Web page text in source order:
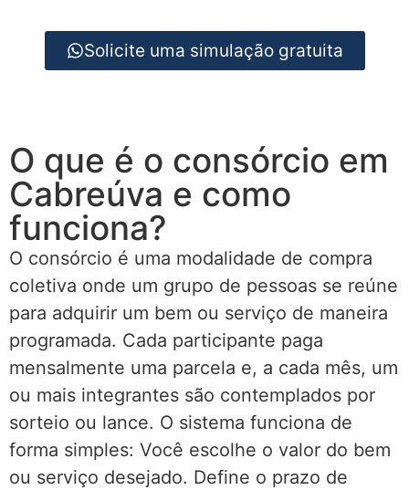
Solicite uma simulação gratuita
O que é o consórcio em
Cabreúva e como
funciona?
O consórcio é uma modalidade de compra
coletiva onde um grupo de pessoas se reúne
para adquirir um bem ou serviço de maneira
programada. Cada participante paga
mensalmente uma parcela e, a cada mês, um
ou mais integrantes são contemplados por
sorteio ou lance. O sistema funciona de
forma simples: Você escolhe o valor do bem
ou serviço desejado. Define o prazo de